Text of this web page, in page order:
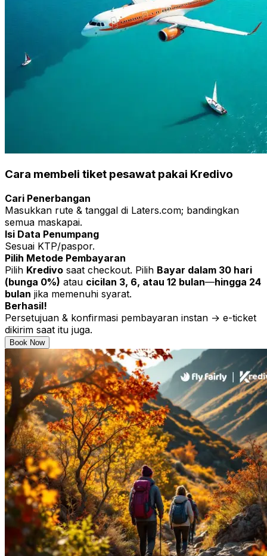
Cara membeli tiket pesawat pakai Kredivo
Cari Penerbangan
Masukkan rute & tanggal di Laters.com; bandingkan
semua maskapai.
Isi Data Penumpang
Sesuai KTP/paspor.
Pilih Metode Pembayaran
Pilih Kredivo saat checkout. Pilih Bayar dalam 30 hari
(bunga 0%) atau cicilan 3, 6, atau 12 bulan—hingga 24
bulan jika memenuhi syarat.
Berhasil!
Persetujuan & konfirmasi pembayaran instan → e-ticket
dikirim saat itu juga.
Book Now